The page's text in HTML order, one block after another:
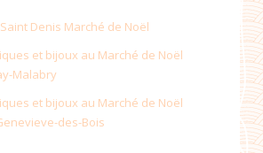
Denis Marché de Noël
et bijoux au Marché de Noël
Malabry
et bijoux au Marché de Noël
des-Bois